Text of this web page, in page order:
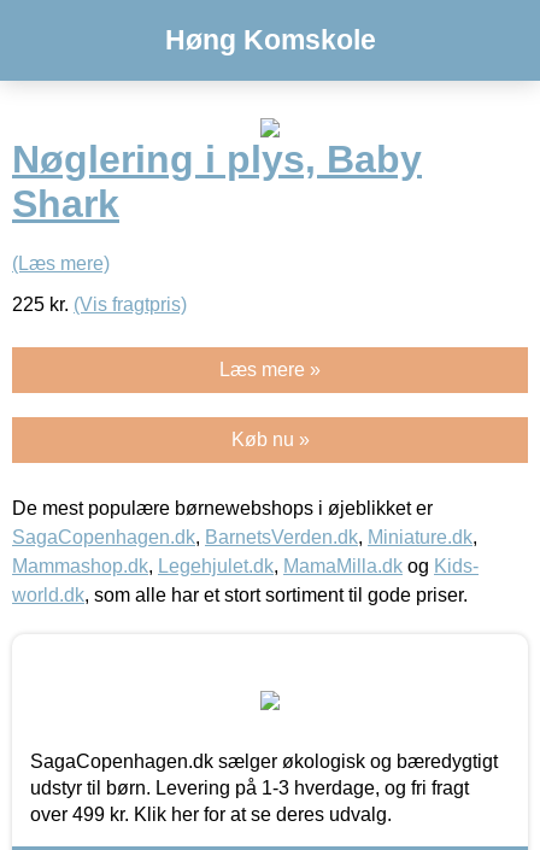
Høng Komskole
Nøglering i plys, Baby
Shark
(Læs mere)
225 kr. (Vis fragtpris)
Læs mere »
Køb nu »
De mest populære børnewebshops i øjeblikket er
SagaCopenhagen.dk, BarnetsVerden.dk, Miniature.dk,
Mammashop.dk, Legehjulet.dk, MamaMilla.dk og Kids-
world.dk, som alle har et stort sortiment til gode priser.
SagaCopenhagen.dk sælger økologisk og bæredygtigt
udstyr til børn. Levering på 1-3 hverdage, og fri fragt
over 499 kr. Klik her for at se deres udvalg.